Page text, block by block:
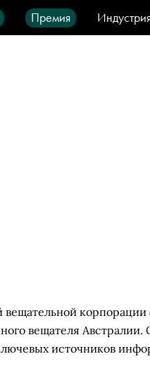
Премия
IT-продукты
вещательной
вещателя Австралии.
источников